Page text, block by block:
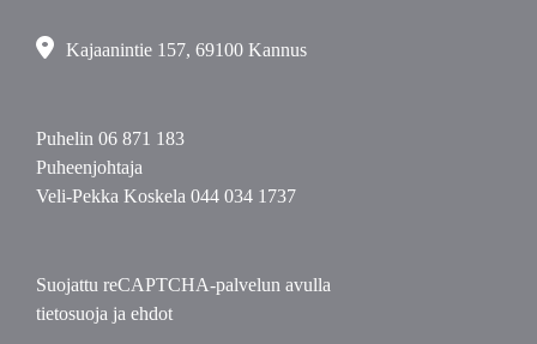
Kajaanintie 157, 69100 Kannus
Puhelin 06 871 183
Puheenjohtaja
Veli-Pekka Koskela 044 034 1737
Suojattu reCAPTCHA-palvelun avulla
tietosuoja ja ehdot